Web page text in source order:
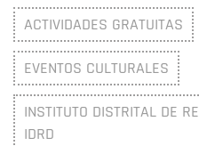
ACTIVIDADES GRATUITAS
EVENTOS CULTURALES
INSTITUTO DISTRITAL DE
IDRD